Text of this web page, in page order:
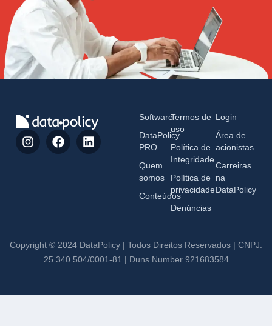
Software
DataPolicy
PRO
Quem
somos
Conteúdos
Termos de
uso
Política de
Integridade
Política de
privacidade
Denúncias
Login
Área de
acionistas
Carreiras
na
DataPolicy
Copyright © 2024 DataPolicy | Todos Direitos Reservados | CNPJ:
25.340.504/0001-81 | Duns Number 921683584